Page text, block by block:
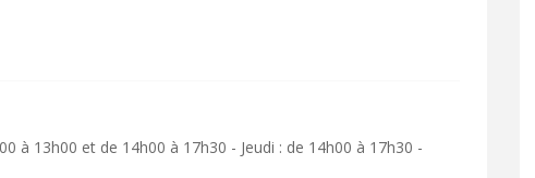
à 13h00 et de 14h00 à 17h30 - Jeudi : de 14h00 à 17h30 -